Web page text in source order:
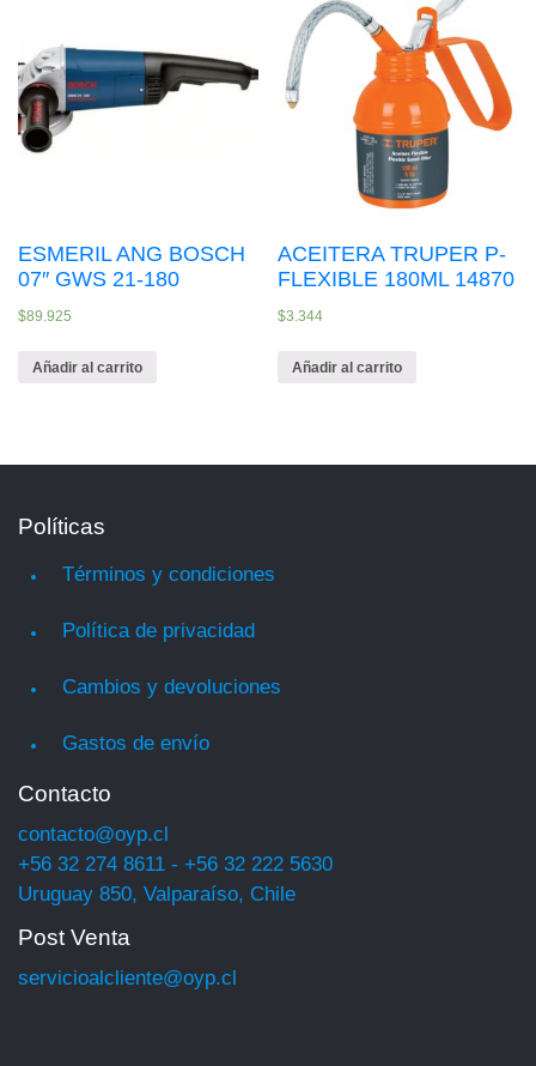
ESMERIL ANG BOSCH
07″ GWS 21-180
$89.925
Añadir al carrito
ACEITERA TRUPER P-
FLEXIBLE 180ML 14870
$3.344
Añadir al carrito
Políticas
Términos y condiciones
Política de privacidad
Cambios y devoluciones
Gastos de envío
Contacto
contacto@oyp.cl
+56 32 274 8611 - +56 32 222 5630
Uruguay 850, Valparaíso, Chile
Post Venta
servicioalcliente@oyp.cl